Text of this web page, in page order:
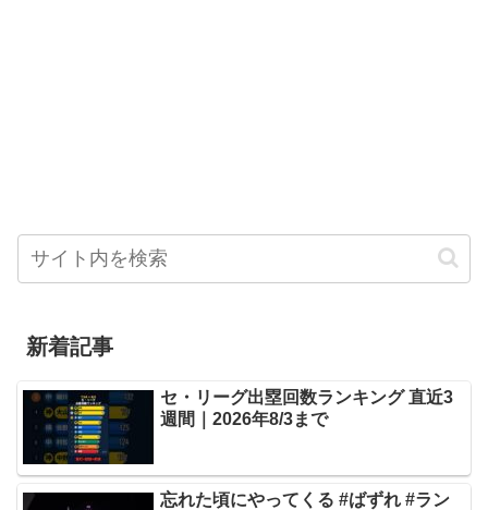
新着記事
セ・リーグ出塁回数ランキング 直近3
週間｜2026年8/3まで
忘れた頃にやってくる #ばずれ #ラン